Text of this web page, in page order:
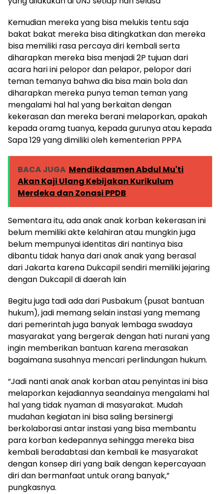
Kemudian mereka yang bisa melukis tentu saja
bakat bakat mereka bisa ditingkatkan dan mereka
bisa memiliki rasa percaya diri kembali serta
diharapkan mereka bisa menjadi 2P tujuan dari
acara hari ini pelopor dan pelapor, pelopor dari
teman temanya bahwa dia bisa main bola dan
diharapkan mereka punya teman teman yang
mengalami hal hal yang berkaitan dengan
kekerasan dan mereka berani melaporkan, apakah
kepada oramg tuanya, kepada gurunya atau kepada
Sapa 129 yang dimiliki oleh kementerian PPPA
BACA JUGA Mendikdasmen Abdul Mu'ti
Akan Kaji Ulang Kebijakan Kurikulum
Merdeka dan Zonasi PPDB
Sementara itu, ada anak anak korban kekerasan ini
belum memiliki akte kelahiran atau mungkin juga
belum mempunyai identitas diri nantinya bisa
dibantu tidak hanya dari anak anak yang berasal
dari Jakarta karena Dukcapil sendiri memiliki jejaring
dengan Dukcapil di daerah lain
Begitu juga tadi ada dari Pusbakum (pusat bantuan
hukum), jadi memang selain instasi yang memang
dari pemerintah juga banyak lembaga swadaya
masyarakat yang bergerak dengan hati nurani yang
ingin memberikan bantuan karena merasakan
bagaimana susahnya mencari perlindungan hukum.
“Jadi nanti anak anak korban atau penyintas ini bisa
melaporkan kejadiannya seandainya mengalami hal
hal yang tidak nyaman di masyarakat. Mudah
mudahan kegiatan ini bisa saling bersinergi
berkolaborasi antar instasi yang bisa membantu
para korban kedepannya sehingga mereka bisa
kembali beradabtasi dan kembali ke masyarakat
dengan konsep diri yang baik dengan kepercayaan
diri dan bermanfaat untuk orang banyak,”
pungkasnya.